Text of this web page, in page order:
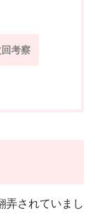
考察
弄されていまし